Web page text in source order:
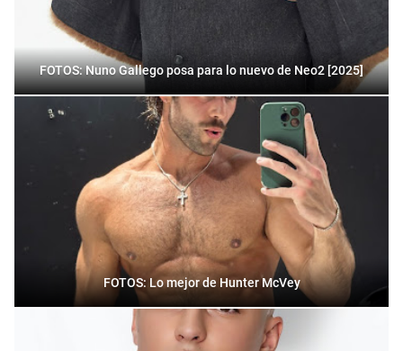
FOTOS: Nuno Gallego posa para lo nuevo de Neo2 [2025]
FOTOS: Lo mejor de Hunter McVey